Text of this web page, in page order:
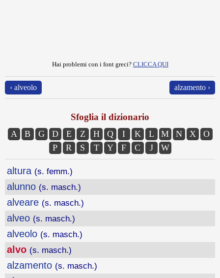
Hai problemi con i font greci? CLICCA QUI
‹ alveolo alzamento ›
Sfoglia il dizionario
A B G D E Z H Q I K L M N X
O
P
R S T Y F C J W
altura (s. femm.)
alunno (s. masch.)
alveare (s. masch.)
alveo (s. masch.)
alveolo (s. masch.)
alvo (s. masch.)
alzamento (s. masch.)